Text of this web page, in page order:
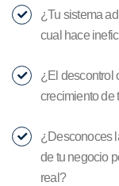
¿Tu sistema
cual hace
¿El descontrol
crecimiento de
¿Desconoces
de tu negocio
real?